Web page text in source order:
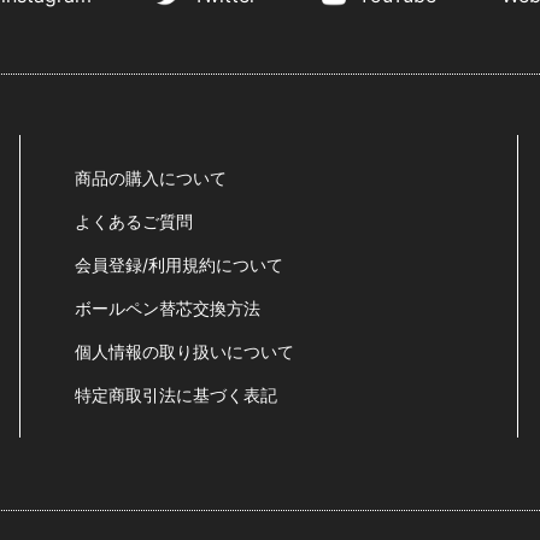
商品の購入について
よくあるご質問
会員登録/利用規約について
ボールペン替芯交換方法
個人情報の取り扱いについて
特定商取引法に基づく表記